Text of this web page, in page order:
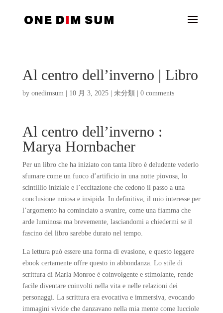
Al centro dell’inverno | Libro
by onedimsum| 10 月 3, 2025| 未分類 0 comments
Al centro dell’inverno :
Marya Hornbacher
Per un libro che ha iniziato con tanta libro è deludente vederlo
sfumare come un fuoco d’artificio in una notte piovosa, lo
scintillio iniziale e l’eccitazione che cedono il passo a una
conclusione noiosa e insipida. In definitiva, il mio interesse per
l’argomento ha cominciato a svanire, come una fiamma che
arde luminosa ma brevemente, lasciandomi a chiedermi se il
fascino del libro sarebbe durato nel tempo.
La lettura può essere una forma di evasione, e questo leggere
ebook certamente offre questo in abbondanza. Lo stile di
scrittura di Marla Monroe è coinvolgente e stimolante, rende
facile diventare coinvolti nella vita e nelle relazioni dei
personaggi. La scrittura era evocativa e immersiva, evocando
immagini vivide che danzavano nella mia mente come lucciole